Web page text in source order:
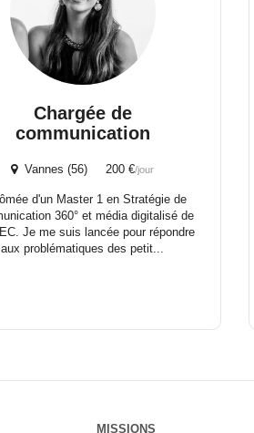
Chargée de
communication
Vannes (56) 200 €/jour
d'un Master 1 en Stratégie de
360° et média digitalisé de
Je me suis lancée pour répondre
aux problématiques des petit...
MISSIONS